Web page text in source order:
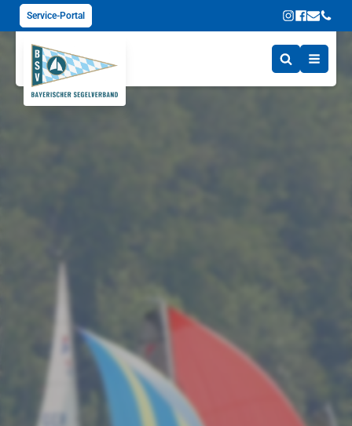
Service-Portal